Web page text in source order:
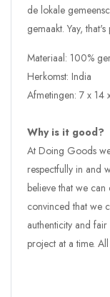
de lokale
gemaakt. Yay, that's
Materiaal: 100%
Herkomst: India
Afmetingen: 7 x 14
Why is it good?
At Doing Goods
respectfully in and
believe that we
convinced that we
authenticity and
project at a time.